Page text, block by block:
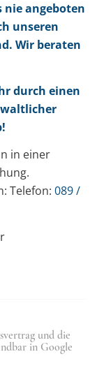
angeboten
unseren
Wir beraten
durch einen
in einer
Telefon:089 /
und die
in Google